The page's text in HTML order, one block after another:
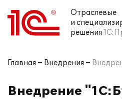
Отраслевые
и
решения
Главная Внедрения
Внедрение